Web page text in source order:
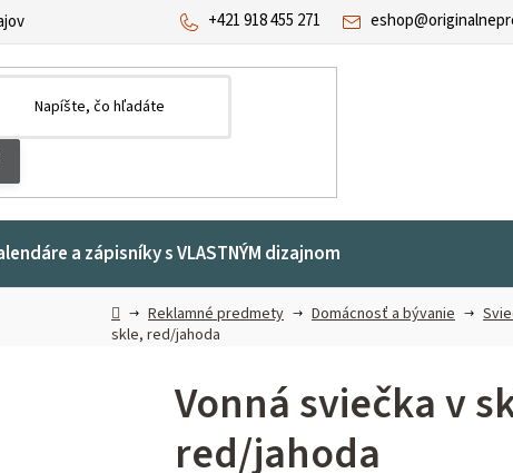
eshop@
+421 918 455 271
a zápisníky s VLASTNÝM dizajnom
DomovReklamné predmety Domácnosť a bývanie
skle, red/jahoda
Vonná sviečka v
red/jahoda